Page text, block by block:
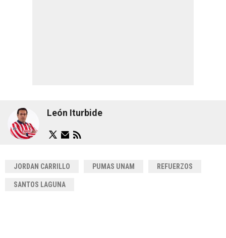
León Iturbide
JORDAN CARRILLO PUMAS UNAM REFUERZOS
SANTOS LAGUNA